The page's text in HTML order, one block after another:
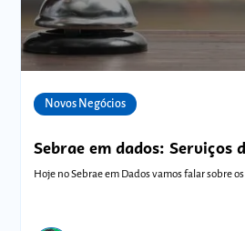
Novos Negócios
Sebrae em dados: Serviços
Hoje no Sebrae em Dados vamos falar sobre